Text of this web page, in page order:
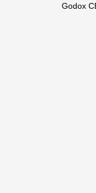
Godox